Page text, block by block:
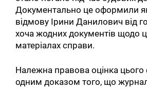
Документально це оформили
відмову Ірини Данилович від
хоча жодних документів щодо
матеріалах справи.
Належна правова оцінка цього
одним доказом того, що